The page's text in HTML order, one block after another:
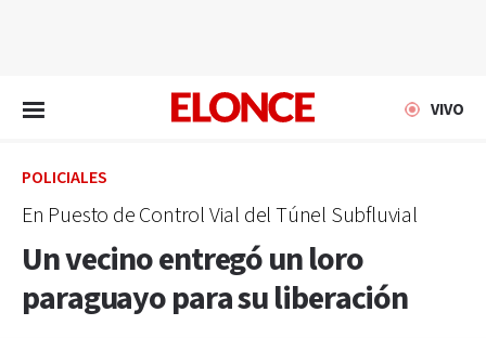
VIVO
POLICIALES
En Puesto de Control Vial del Túnel Subfluvial
Un vecino entregó un loro
paraguayo para su liberación